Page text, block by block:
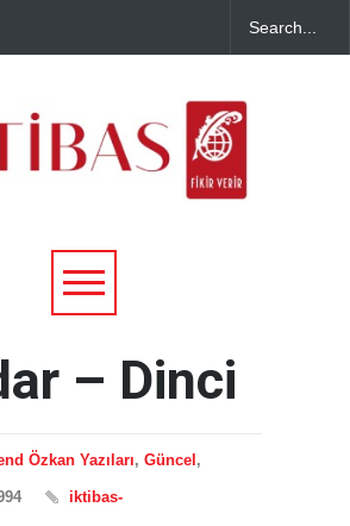
– Dinci
Özkan Yazıları, Güncel,
iktibas-